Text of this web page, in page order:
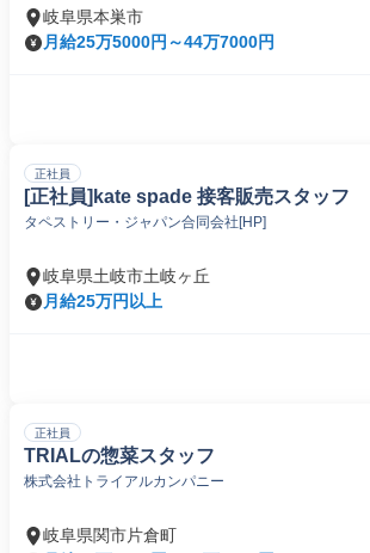
岐阜県本巣市
月給25万5000円～44万7000円
正社員
[正社員]kate spade 接客販売スタッフ
タペストリー・ジャパン合同会社[HP]
岐阜県土岐市土岐ヶ丘
月給25万円以上
正社員
TRIALの惣菜スタッフ
株式会社トライアルカンパニー
岐阜県関市片倉町